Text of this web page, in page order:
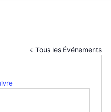
« Tous les Événements